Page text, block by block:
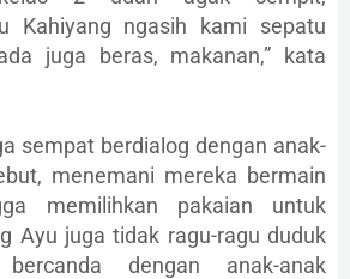
Kahiyang ngasih kami sepatu
juga beras, makanan,” kata
sempat berdialog dengan anak-
menemani mereka bermain
memilihkan pakaian untuk
Ayu juga tidak ragu-ragu duduk
dengan anak-anak